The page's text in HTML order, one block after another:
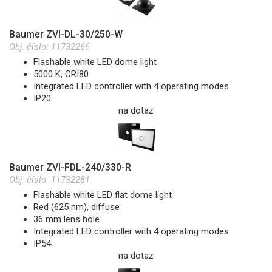
Baumer ZVI-DL-30/250-W
Obj. číslo: 11732266
Flashable white LED dome light
5000 K, CRI80
Integrated LED controller with 4 operating modes
IP20
na dotaz
Baumer ZVI-FDL-240/330-R
Obj. číslo: 11732281
Flashable white LED flat dome light
Red (625 nm), diffuse
36 mm lens hole
Integrated LED controller with 4 operating modes
IP54
na dotaz